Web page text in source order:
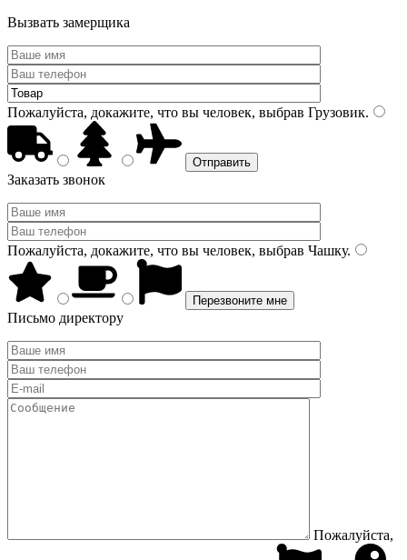
Вызвать замерщика
Пожалуйста, докажите, что вы человек, выбрав Грузовик.
Заказать звонок
Пожалуйста, докажите, что вы человек, выбрав Чашку.
Письмо директору
Пожалуйста,